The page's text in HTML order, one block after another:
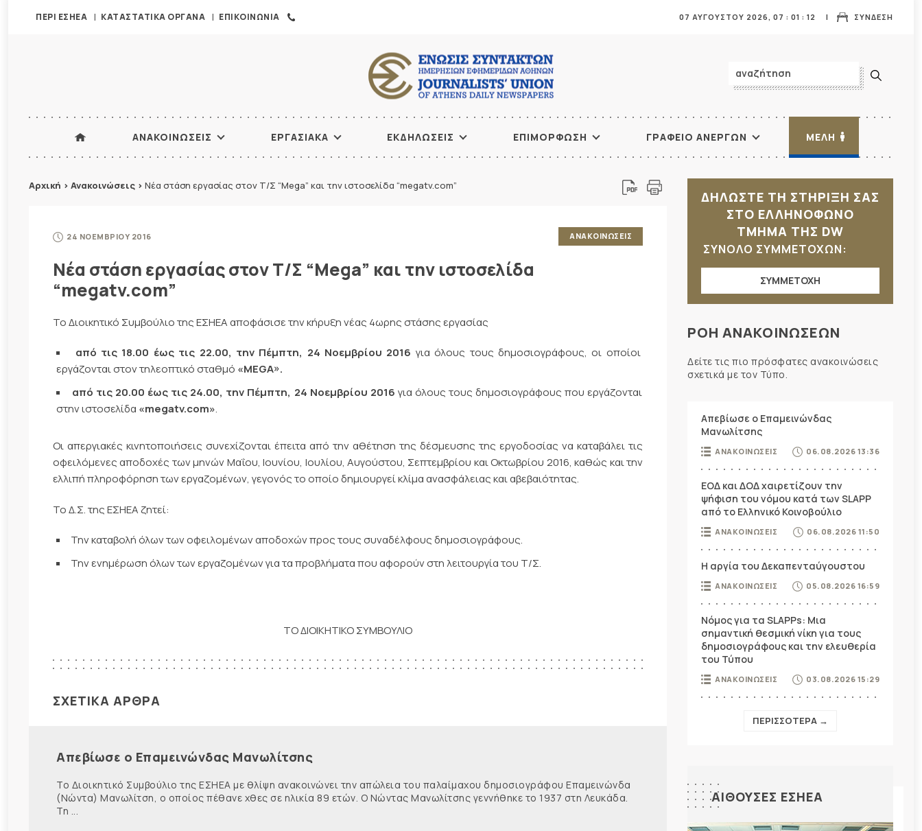
ΠΕΡΙ ΕΣΗΕΑ ΚΑΤΑΣΤΑΤΙΚΑ ΟΡΓΑΝΑ ΕΠΙΚΟΙΝΩΝΙΑ ΣΥΝΔΕΣΗ
07 ΑΥΓΟΥΣΤΟΥ 2026, 07 : 01 : 14
ΑΝΑΚΟΙΝΩΣΕΙΣ ΕΡΓΑΣΙΑΚΑ ΕΚΔΗΛΩΣΕΙΣ ΕΠΙΜΟΡΦΩΣΗ ΓΡΑΦΕΙΟ ΑΝΕΡΓΩΝ ΜΕΛΗ
Αρχική > Ανακοινώσεις > Νέα στάση εργασίας στον Τ/Σ “Mega” και την ιστοσελίδα “megatv.com”
24 ΝΟΕΜΒΡΙΟΥ 2016 ΑΝΑΚΟΙΝΩΣΕΙΣ
Νέα στάση εργασίας στον Τ/Σ “Mega” και την ιστοσελίδα
“megatv.com”
Το Διοικητικό Συμβούλιο της ΕΣΗΕΑ αποφάσισε την κήρυξη νέας 4ωρης στάσης εργασίας
από τις 18.00 έως τις 22.00, την Πέμπτη, 24 Νοεμβρίου 2016 για όλους τους δημοσιογράφους, οι οποίοι
εργάζονται στον τηλεοπτικό σταθμό «MEGA».
από τις 20.00 έως τις 24.00, την Πέμπτη, 24 Νοεμβρίου 2016 για όλους τους δημοσιογράφους που εργάζονται
στην ιστοσελίδα «megatv.com».
Οι απεργιακές κινητοποιήσεις συνεχίζονται έπειτα από την αθέτηση της δέσμευσης της εργοδοσίας να καταβάλει τις
οφειλόμενες αποδοχές των μηνών Μαΐου, Ιουνίου, Ιουλίου, Αυγούστου, Σεπτεμβρίου και Οκτωβρίου 2016, καθώς και την
ελλιπή πληροφόρηση των εργαζομένων, γεγονός το οποίο δημιουργεί κλίμα ανασφάλειας και αβεβαιότητας.
Το Δ.Σ. της ΕΣΗΕΑ ζητεί:
Την καταβολή όλων των οφειλομένων αποδοχών προς τους συναδέλφους δημοσιογράφους.
Την ενημέρωση όλων των εργαζομένων για τα προβλήματα που αφορούν στη λειτουργία του Τ/Σ.
ΤΟ ΔΙΟΙΚΗΤΙΚΟ ΣΥΜΒΟΥΛΙΟ
ΣΧΕΤΙΚΑ ΑΡΘΡΑ
Απεβίωσε ο Επαμεινώνδας Μανωλίτσης
Το Διοικητικό Συμβούλιο της ΕΣΗΕΑ με θλίψη ανακοινώνει την απώλεια του παλαίμαχου δημοσιογράφου Επαμεινώνδα
(Νώντα) Μανωλίτση, ο οποίος πέθανε χθες σε ηλικία 89 ετών. Ο Νώντας Μανωλίτσης γεννήθηκε το 1937 στη Λευκάδα.
Τη ...
ΔΗΛΩΣΤΕ ΤΗ ΣΤΗΡΙΞΗ ΣΑΣ
ΣΤΟ ΕΛΛΗΝΟΦΩΝΟ
ΤΜΗΜΑ ΤΗΣ DW
ΣΥΝΟΛΟ ΣΥΜΜΕΤΟΧΩΝ:
ΣΥΜΜΕΤΟΧΗ
ΡΟΗ ΑΝΑΚΟΙΝΩΣΕΩΝ
Δείτε τις πιο πρόσφατες ανακοινώσεις
σχετικά με τον Τύπο.
Απεβίωσε ο Επαμεινώνδας
Μανωλίτσης
ΑΝΑΚΟΙΝΩΣΕΙΣ 06.08.2026 13:36
ΕΟΔ και ΔΟΔ χαιρετίζουν την
ψήφιση του νόμου κατά των SLAPP
από το Ελληνικό Κοινοβούλιο
ΑΝΑΚΟΙΝΩΣΕΙΣ 06.08.2026 11:50
Η αργία του Δεκαπενταύγουστου
ΑΝΑΚΟΙΝΩΣΕΙΣ 05.08.2026 16:59
Νόμος για τα SLAPPs: Μια
σημαντική θεσμική νίκη για τους
δημοσιογράφους και την ελευθερία
του Τύπου
ΑΝΑΚΟΙΝΩΣΕΙΣ 03.08.2026 15:29
ΠΕΡΙΣΣΟΤΕΡΑ →
ΑΙΘΟΥΣΕΣ ΕΣΗΕΑ